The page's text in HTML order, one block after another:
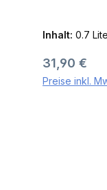
Inhalt: 0.7
Regulärer
31,90 €
Preise inkl.